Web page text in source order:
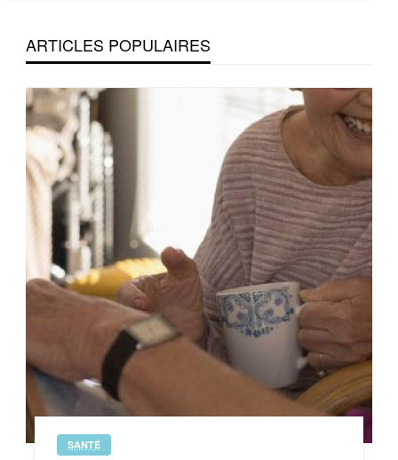
ARTICLES POPULAIRES
SANTÉ